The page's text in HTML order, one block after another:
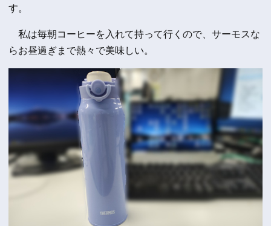
す。
私は毎朝コーヒーを入れて持って行くので、サーモスな
らお昼過ぎまで熱々で美味しい。